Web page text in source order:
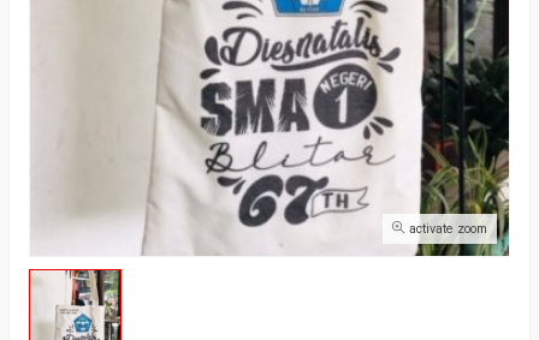
activate zoom